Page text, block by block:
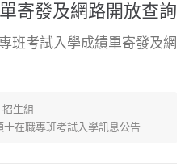
寄發及網路開放查詢
班考試入學成績單寄發及網
招生組
士在職專班考試入學訊息公告